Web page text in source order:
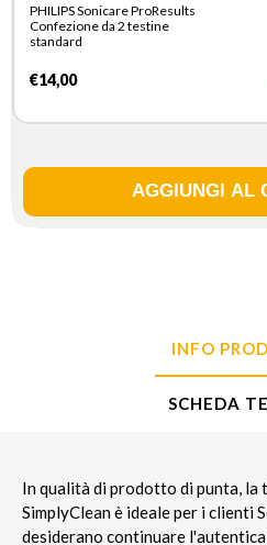
PHILIPS Sonicare ProResults
Confezione da 2 testine
standard
€14,00
INFO
SCHEDA
In qualità di prodotto di punta, la
SimplyClean è ideale per i clienti
desiderano continuare